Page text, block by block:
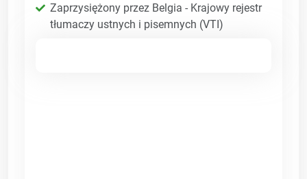
Zaprzysiężony przez Belgia - Krajowy rejestr
tłumaczy ustnych i pisemnych (VTI)